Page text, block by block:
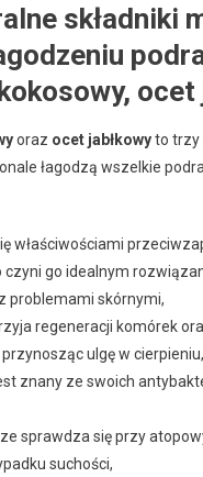
składniki
ocet
oraz ocet jabłkowyto trzy
łagodzą wszelkie
właściwościami
czyni go idealnym
problemami skórnymi,
regeneracji komórek
ulgę w cierpieniu,
znany ze swoich
sprawdza się przy
suchości,